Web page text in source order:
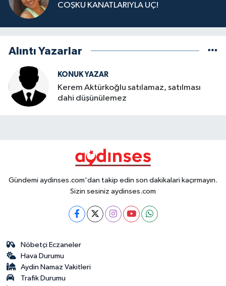
COŞKU KANATLARIYLA UÇ!
Alıntı Yazarlar
KONUK YAZAR
Kerem Aktürkoğlu satılamaz, satılması
dahi düşünülemez
Gündemi aydinses.com'dan takip edin son dakikalari kaçırmayın.
Sizin sesiniz aydinses.com
Nöbetçi Eczaneler
Hava Durumu
Aydin Namaz Vakitleri
Trafik Durumu